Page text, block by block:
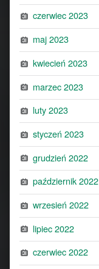
czerwiec 2023
maj 2023
kwiecień 2023
marzec 2023
luty 2023
styczeń 2023
grudzień 2022
październik 2022
wrzesień 2022
lipiec 2022
czerwiec 2022